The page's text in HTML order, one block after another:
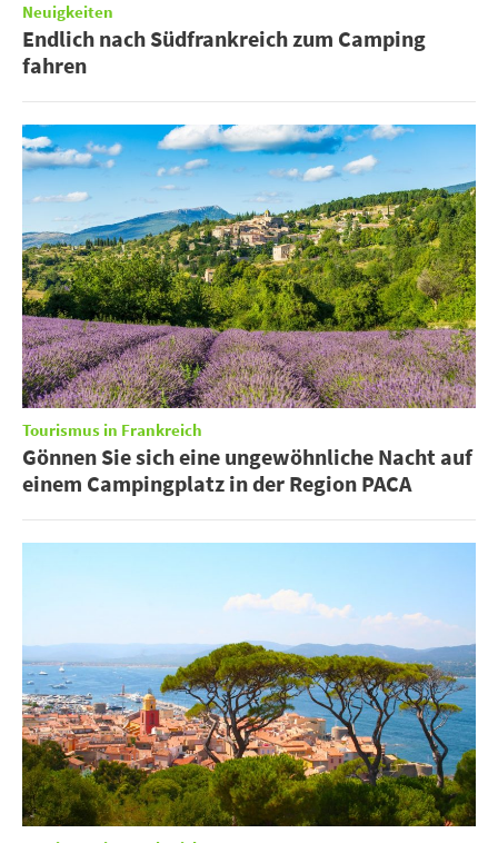
Neuigkeiten
Endlich nach Südfrankreich zum Camping
fahren
Tourismus in Frankreich
Gönnen Sie sich eine ungewöhnliche Nacht auf
einem Campingplatz in der Region PACA